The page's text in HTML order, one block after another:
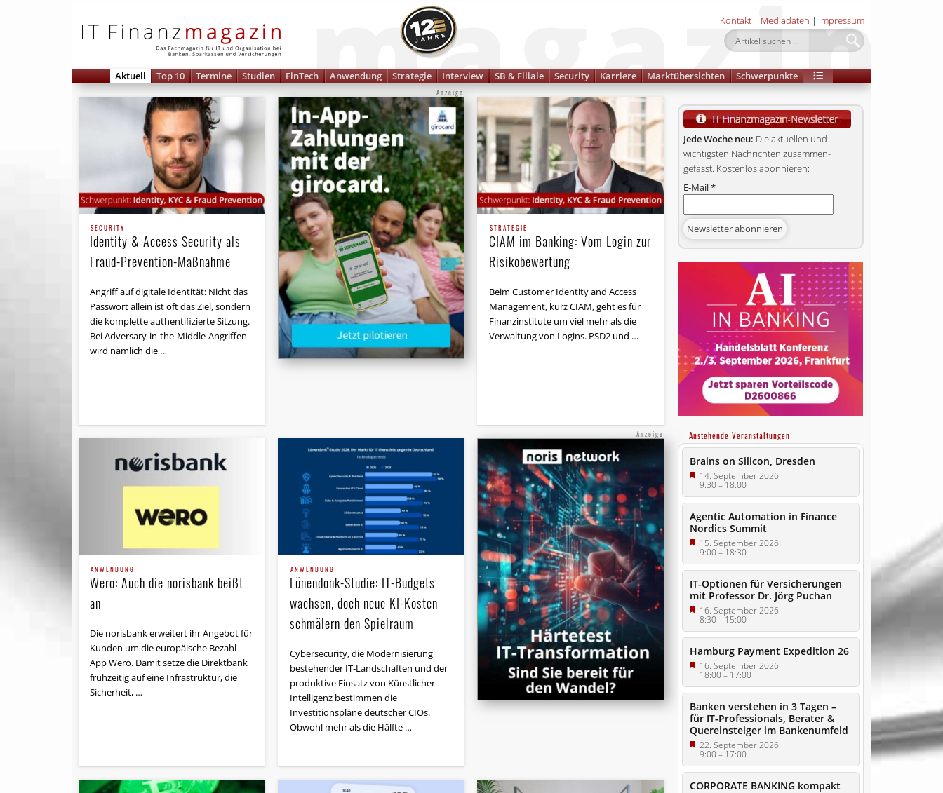
Kontakt | Mediadaten | Impressum
Aktuell Top 10 Termine Studien FinTech Anwendung Strategie Interview SB & Filiale Security Karriere Marktübersichten Schwerpunkte
SECURITY
Identity & Access Security als
Fraud-Prevention-Maßnahme
Angriff auf digitale Identität: Nicht das
Passwort allein ist oft das Ziel, sondern
die komplette authentifizierte Sitzung.
Bei Adversary-in-the-Middle-Angriffen
wird nämlich die …
Anzeige
STRATEGIE
CIAM im Banking: Vom Login zur
Risikobewertung
Beim Customer Identity and Access
Management, kurz CIAM, geht es für
Finanzinstitute um viel mehr als die
Verwaltung von Logins. PSD2 und …
ANWENDUNG
Lünendonk-Studie: IT-Budgets
wachsen, doch neue KI-Kosten
schmälern den Spielraum
Cybersecurity, die Modernisierung
bestehender IT-Landschaften und der
produktive Einsatz von Künstlicher
Intelligenz bestimmen die
Investitionspläne deutscher CIOs.
Obwohl mehr als die Hälfte …
ANWENDUNG
Wero: Auch die norisbank beißt
an
Die norisbank erweitert ihr Angebot für
Kunden um die europäische Bezahl-
App Wero. Damit setze die Direktbank
frühzeitig auf eine Infrastruktur, die
Sicherheit, …
Anzeige
Jede Woche neu: Die aktuellen und
wichtigsten Nachrichten zusammen­
gefasst. Kostenlos abonnieren:
E-Mail*
Anstehende Veranstaltungen
Brains on Silicon, Dresden
14. September 2026
9:30–18:00
Agentic Automation in Finance
Nordics Summit
15. September 2026
9:00–18:30
IT-Optionen für Versicherungen
mit Professor Dr. Jörg Puchan
16. September 2026
8:30–15:00
Hamburg Payment Expedition 26
16. September 2026
18:00– 17:00
Banken verstehen in 3 Tagen –
für IT-Professionals, Berater &
Quereinsteiger im Bankenumfeld
22. September 2026
9:00–17:00
CORPORATE BANKING kompakt